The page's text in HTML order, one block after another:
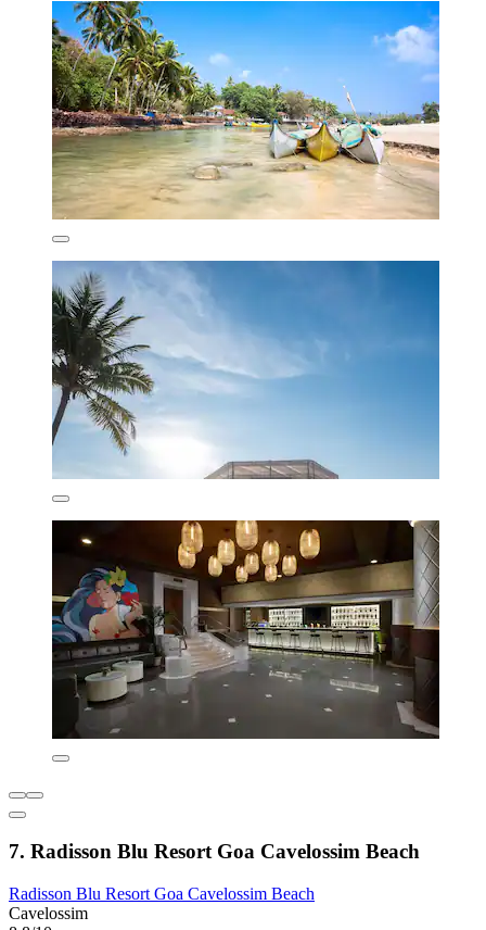
7. Radisson Blu Resort Goa Cavelossim Beach
Radisson Blu Resort Goa Cavelossim Beach
Cavelossim